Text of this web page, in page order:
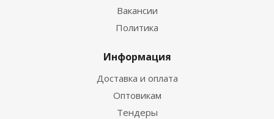
Вакансии
Политика
Информация
Доставка и оплата
Оптовикам
Тендеры